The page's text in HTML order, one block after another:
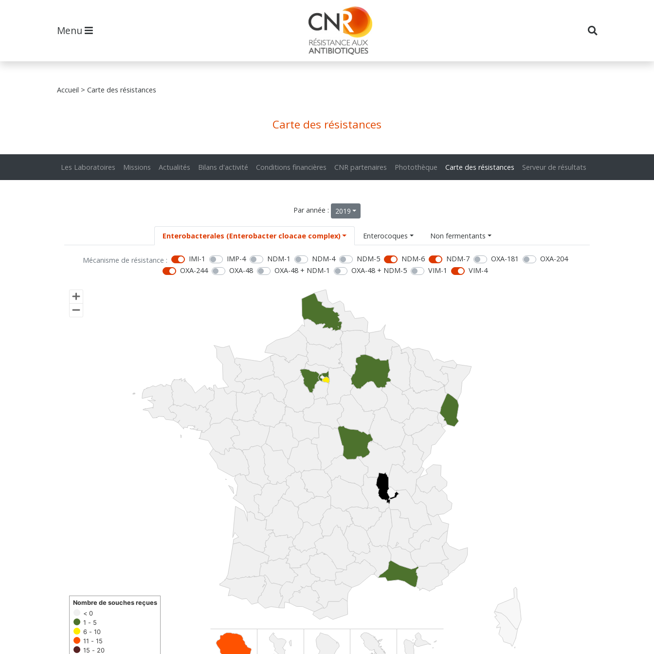
Menu
Accueil > Carte des résistances
Carte des résistances
Les Laboratoires Missions Actualités Bilans d'activité Conditions financières CNR partenaires Photothèque Carte des résistances Serveur de résultats
Par année : 2019
Enterobacterales (Enterobacter cloacae complex) Enterocoques Non fermentants
Mécanisme de résistance : IMI-1 IMP-4 NDM-1 NDM-4 NDM-5 NDM-6 NDM-7 OXA-181
OXA-204
OXA-244
OXA-48 OXA-48 + NDM-1 OXA-48 + NDM-5 VIM-1 VIM-4
< 0
1 - 5
6 - 10
11 - 15
15 - 20
Nombre de souches reçues